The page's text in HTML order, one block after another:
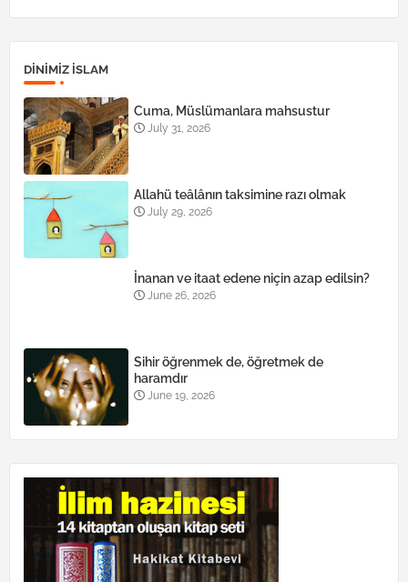
DINIMIZ ISLAM
Cuma, Müslümanlara mahsustur
July 31, 2026
Allahü teâlânın taksimine razı olmak
July 29, 2026
İnanan ve itaat edene niçin azap edilsin?
June 26, 2026
Sihir öğrenmek de, öğretmek de
haramdır
June 19, 2026